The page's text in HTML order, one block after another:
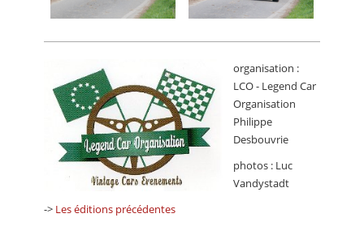
organisation :
LCO - Legend Car
Organisation
Philippe
Desbouvrie
photos : Luc
Vandystadt
-> Les éditions précédentes